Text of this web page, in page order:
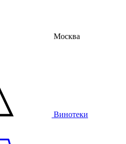
Москва
Винотеки